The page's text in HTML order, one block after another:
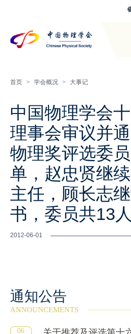
首页 > 学会概况 > 大事记
中国物理学会
理事会审议并
物理奖评选委
单，赵忠贤继
主任，顾长志
书，委员共13人
2012-06-01
通知公告
ANNOUNCEMENTS
06